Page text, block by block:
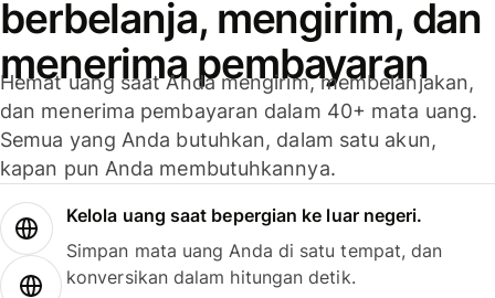
berbelanja, mengirim, dan
menerima pembayaran
Hemat uang saat Anda mengirim, membelanjakan,
dan menerima pembayaran dalam 40+ mata uang.
Semua yang Anda butuhkan, dalam satu akun,
kapan pun Anda membutuhkannya.
Kelola uang saat bepergian ke luar negeri.
Simpan mata uang Anda di satu tempat, dan
konversikan dalam hitungan detik.